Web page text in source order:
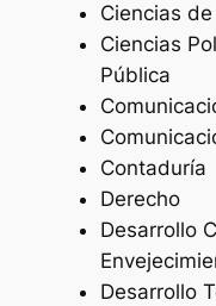
Ciencias
Ciencias
Pública
Contaduría
Derecho
Desarrollo
Desarrollo